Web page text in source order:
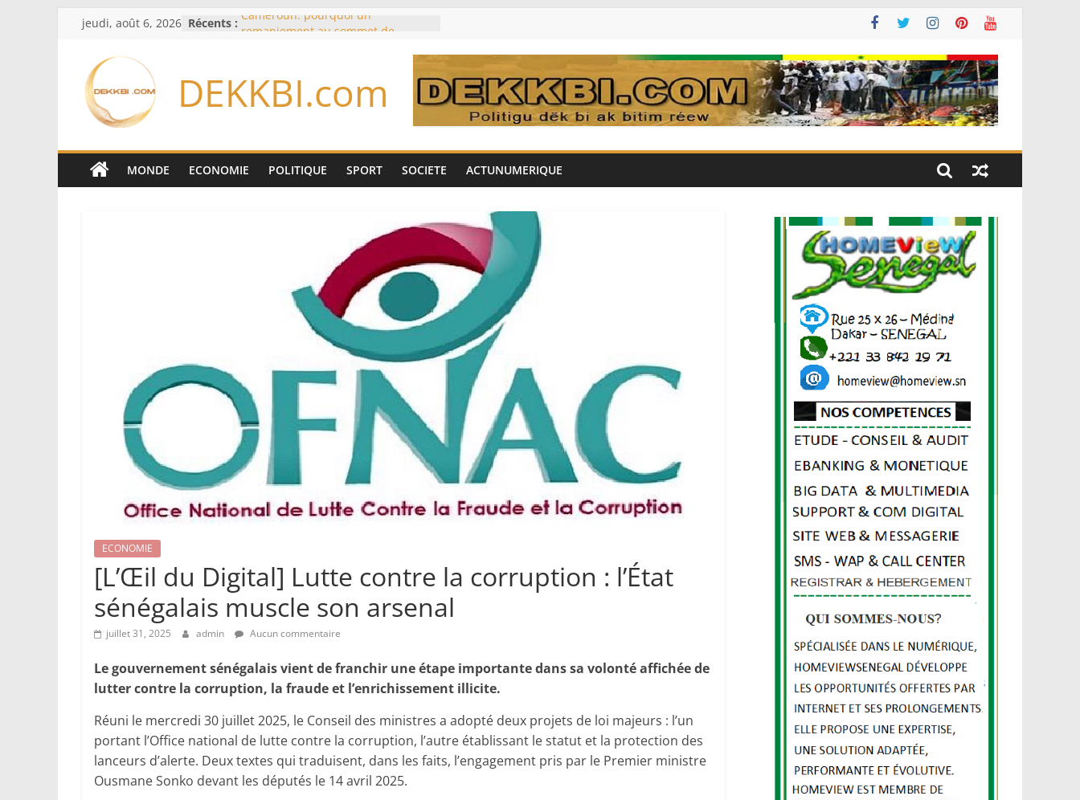
Passer
contenu
jeudi, août 6, 2026 Récents : Cameroun: pourquoi un
l’armée alors que Paul Biya est hors
Meta se lance sur le marché des
logiciels écrits par l’IA, dominé par
records dans l’espoir d’un accord
Disney s’associe à TikTok pour tirer
davantage profit de ses univers
Laribi relance la coopération
policière contre le narcotrafic
DEKKBI.com
MONDE ECONOMIE POLITIQUE SPORT SOCIETE ACTUNUMERIQUE
ECONOMIE
[L’Œil du Digital] Lutte contre la corruption : l’État
sénégalais muscle son arsenal
juillet 31, 2025 admin Aucun commentaire
Le gouvernement sénégalais vient de franchir une étape importante dans sa volonté affichée de
lutter contre la corruption, la fraude et l’enrichissement illicite.
Réuni le mercredi 30 juillet 2025, le Conseil des ministres a adopté deux projets de loi majeurs : l’un
portant l’Office national de lutte contre la corruption, l’autre établissant le statut et la protection des
lanceurs d’alerte. Deux textes qui traduisent, dans les faits, l’engagement pris par le Premier ministre
Ousmane Sonko devant les députés le 14 avril 2025.